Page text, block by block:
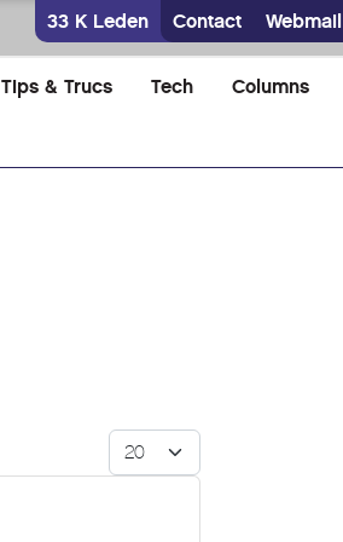
33 K Leden Contact Webmail
Tips & Trucs Tech Columns
Toon #